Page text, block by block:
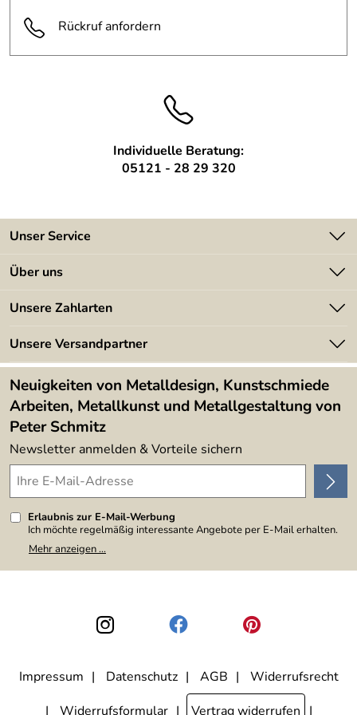
Befestigung:
gelegt
Rückruf anfordern
Individuelle Beratung:
05121 - 28 29 320
Unser Service
Kontakt
Kundeninformationen
Newsletter
Lieferbedingungen
Über uns
Angebote
Kundenbewertungen (394)
4,9/5
Unsere Zahlarten
Unsere Versandpartner
Neuigkeiten von Metalldesign, Kunstschmiede
Arbeiten, Metallkunst und Metallgestaltung von
Peter Schmitz
Newsletter anmelden & Vorteile sichern
Erlaubnis zur E-Mail-Werbung
Ich möchte regelmäßig interessante Angebote per E-Mail erhalten.
Meine E-Mail-Adresse wird nicht an andere Unternehmen
weitergegeben. Zu statistischen Zwecken wird in anonymer Form
den Link "Abmelden" am Ende des Newsletters anklicke. Die
Datenschutzerklärung
habe ich zur Kenntnis genommen.
Mehr anzeigen ...
Impressum Datenschutz AGB
Widerrufsrecht
Widerrufsformular
Vertrag widerrufen